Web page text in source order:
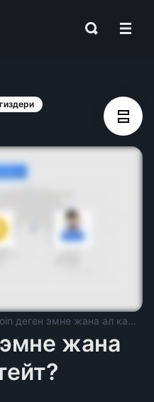
Bitcoin деген эмне жана ал кантип иштейт?
жана